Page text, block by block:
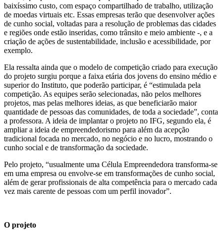
baixíssimo custo, com espaço compartilhado de trabalho, utilização
de moedas virtuais etc. Essas empresas terão que desenvolver ações
de cunho social, voltadas para a resolução de problemas das cidades
e regiões onde estão inseridas, como trânsito e meio ambiente -, e a
criação de ações de sustentabilidade, inclusão e acessibilidade, por
exemplo.
Ela ressalta ainda que o modelo de competição criado para execução
do projeto surgiu porque a faixa etária dos jovens do ensino médio e
superior do Instituto, que poderão participar, é “estimulada pela
competição. As equipes serão selecionadas, não pelos melhores
projetos, mas pelas melhores ideias, as que beneficiarão maior
quantidade de pessoas das comunidades, de toda a sociedade”, conta
a professora. A ideia de implantar o projeto no IFG, segundo ela, é
ampliar a ideia de empreendedorismo para além da acepção
tradicional focada no mercado, no negócio e no lucro, mostrando o
cunho social e de transformação da sociedade.
Pelo projeto, “usualmente uma Célula Empreendedora transforma-se
em uma empresa ou envolve-se em transformações de cunho social,
além de gerar profissionais de alta competência para o mercado cada
vez mais carente de pessoas com um perfil inovador”.
O projeto